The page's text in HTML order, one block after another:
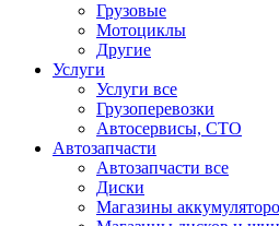
Грузовые
Мотоциклы
Другие
Услуги
Услуги все
Грузоперевозки
Автосервисы, СТО
Автозапчасти
Автозапчасти все
Диски
Магазины